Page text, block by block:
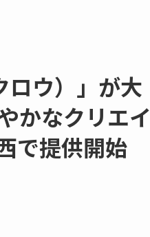
ウ）」が大
かなクリエイ
で提供開始